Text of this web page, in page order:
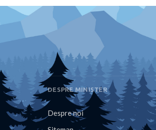
DESPRE MINISTER
Despre noi